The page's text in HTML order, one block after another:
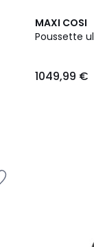
MAXI COSI
Poussette
1049,99 €
4
Couleurs